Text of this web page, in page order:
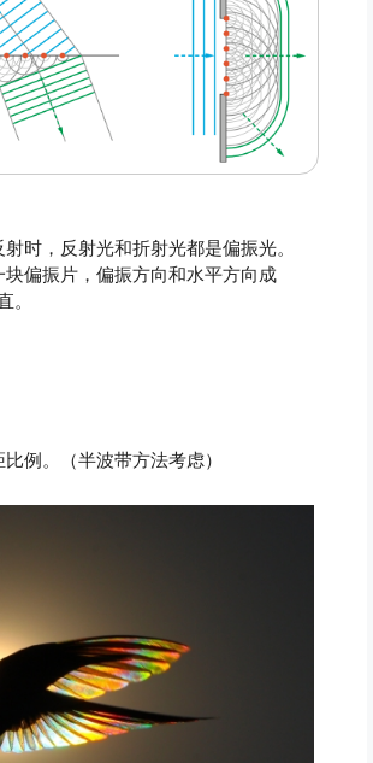
时，反射光和折射光都是偏振光。
偏振片，偏振方向和水平方向成
例。（半波带方法考虑）